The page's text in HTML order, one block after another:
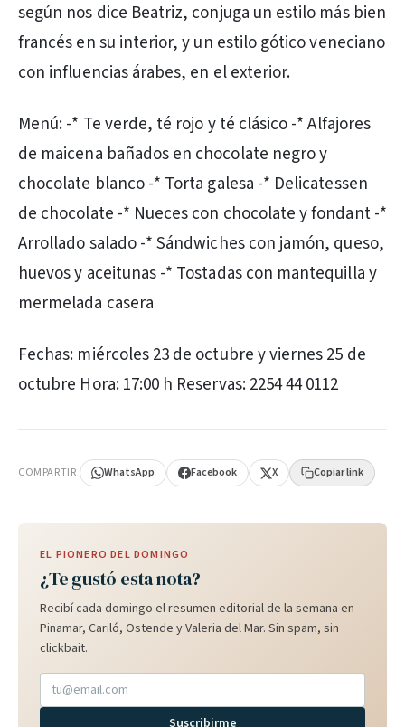
según nos dice Beatriz, conjuga un estilo más bien
francés en su interior, y un estilo gótico veneciano
con influencias árabes, en el exterior.
Menú: -* Te verde, té rojo y té clásico -* Alfajores
de maicena bañados en chocolate negro y
chocolate blanco -* Torta galesa -* Delicatessen
de chocolate -* Nueces con chocolate y fondant -*
Arrollado salado -* Sándwiches con jamón, queso,
huevos y aceitunas -* Tostadas con mantequilla y
mermelada casera
Fechas: miércoles 23 de octubre y viernes 25 de
octubre Hora: 17:00 h Reservas: 2254 44 0112
COMPARTIR WhatsApp Facebook X Copiar link
EL PIONERO DEL DOMINGO
¿Te gustó esta nota?
Recibí cada domingo el resumen editorial de la semana en
Pinamar, Cariló, Ostende y Valeria del Mar. Sin spam, sin
clickbait.
Suscribirme